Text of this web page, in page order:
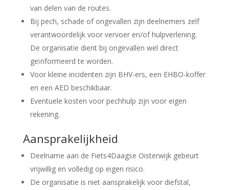
van delen van de routes.
Bij pech, schade of ongevallen zijn deelnemers zelf
verantwoordelijk voor vervoer en/of hulpverlening.
De organisatie dient bij ongevallen wel direct
geïnformeerd te worden.
Voor kleine incidenten zijn BHV-ers, een EHBO-koffer
en een AED beschikbaar.
Eventuele kosten voor pechhulp zijn voor eigen
rekening.
Aansprakelijkheid
Deelname aan de Fiets4Daagse Oisterwijk gebeurt
vrijwillig en volledig op eigen risico.
De organisatie is niet aansprakelijk voor diefstal,